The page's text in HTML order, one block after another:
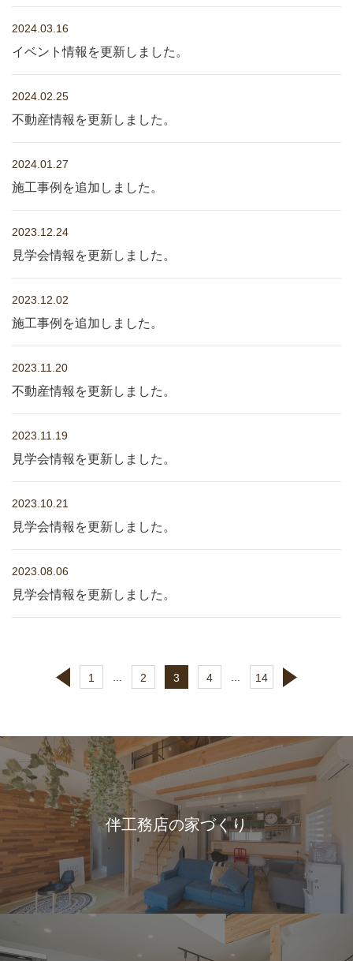
2024.03.16
イベント情報を更新しました。
2024.02.25
不動産情報を更新しました。
2024.01.27
施工事例を追加しました。
2023.12.24
見学会情報を更新しました。
2023.12.02
施工事例を追加しました。
2023.11.20
不動産情報を更新しました。
2023.11.19
見学会情報を更新しました。
2023.10.21
見学会情報を更新しました。
2023.08.06
見学会情報を更新しました。
1 2 3 4 14
伴工務店の家づくり